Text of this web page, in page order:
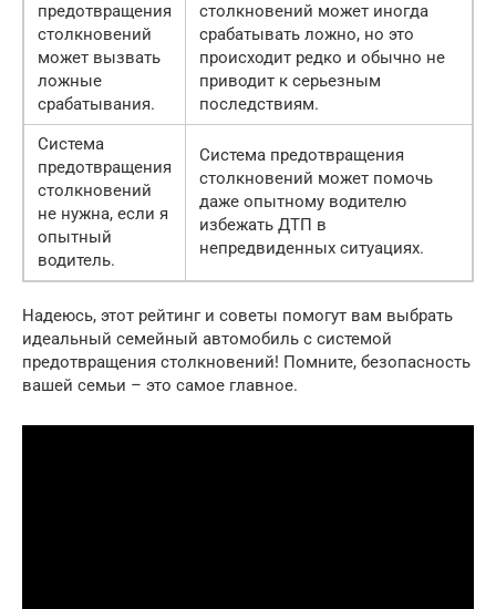
предотвращения
столкновений
может вызвать
ложные
срабатывания.
столкновений может иногда
срабатывать ложно, но это
происходит редко и обычно не
приводит к серьезным
последствиям.
Система
предотвращения
столкновений
не нужна, если я
опытный
водитель.
Система предотвращения
столкновений может помочь
даже опытному водителю
избежать ДТП в
непредвиденных ситуациях.
Надеюсь, этот рейтинг и советы помогут вам выбрать
идеальный семейный автомобиль с системой
предотвращения столкновений! Помните, безопасность
вашей семьи – это самое главное.